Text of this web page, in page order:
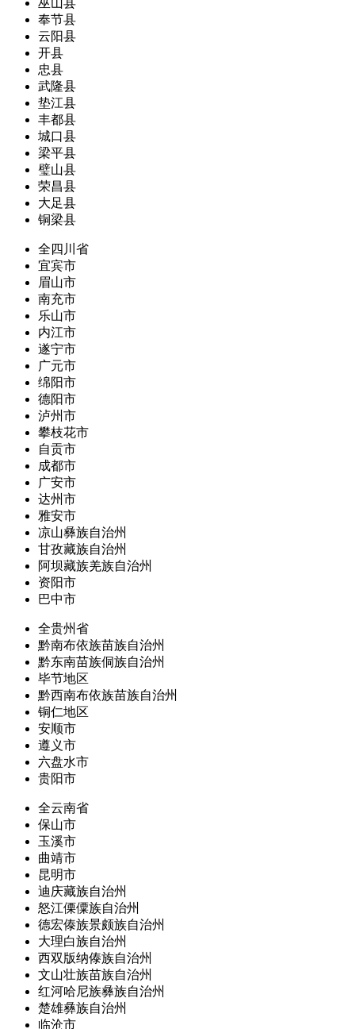
巫山县
奉节县
云阳县
开县
忠县
武隆县
垫江县
丰都县
城口县
梁平县
璧山县
荣昌县
大足县
铜梁县
全四川省
宜宾市
眉山市
南充市
乐山市
内江市
遂宁市
广元市
绵阳市
德阳市
泸州市
攀枝花市
自贡市
成都市
广安市
达州市
雅安市
凉山彝族自治州
甘孜藏族自治州
阿坝藏族羌族自治州
资阳市
巴中市
全贵州省
黔南布依族苗族自治州
黔东南苗族侗族自治州
毕节地区
黔西南布依族苗族自治州
铜仁地区
安顺市
遵义市
六盘水市
贵阳市
全云南省
保山市
玉溪市
曲靖市
昆明市
迪庆藏族自治州
怒江傈僳族自治州
德宏傣族景颇族自治州
大理白族自治州
西双版纳傣族自治州
文山壮族苗族自治州
红河哈尼族彝族自治州
楚雄彝族自治州
临沧市